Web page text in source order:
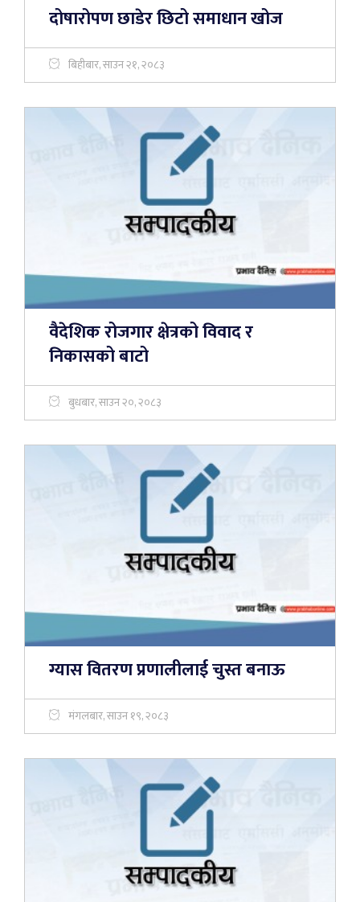
दोषारोपण छाडेर छिटो समाधान खोज
बिहीबार, साउन २१, २०८३
वैदेशिक रोजगार क्षेत्रको विवाद र
निकासको बाटो
बुधबार, साउन २०, २०८३
ग्यास वितरण प्रणालीलाई चुस्त बनाऊ
मंगलबार, साउन १९, २०८३